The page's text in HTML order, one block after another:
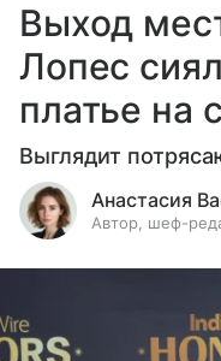
Выход
Лопес
платье на
Выглядит
Анастасия
Автор, шеф-